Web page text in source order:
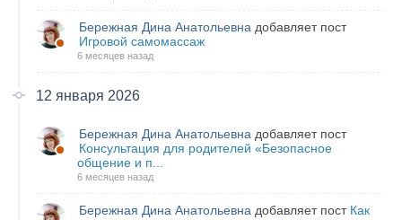
Бережная Дина Анатольевна добавляет пост
Игровой самомассаж
6 месяцев назад
12 января 2026
Бережная Дина Анатольевна добавляет пост
Консультация для родителей «Безопасное
общение и п...
6 месяцев назад
Бережная Дина Анатольевна добавляет пост Как